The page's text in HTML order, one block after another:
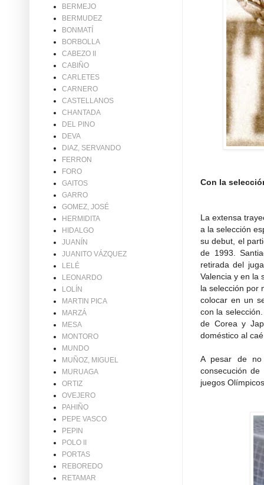
Con la
La extensa
a la selección
su debut, el
de 1993.
retirada del
Valencia y en la
la selección por
colocar en un
con la
de Corea y
doméstico al
A pesar de no
consecución
juegos
BERMEJO
BERMUDEZ
BONMATÍ
BORBOLLA
CABEZO II
CABIÑO
CARLETES
CARNERO
CASTELLANOS
CHANTADA
DEL PINO
DEVA
DIAZ, SERVANDO
FERRON
FORO
GAITOS
GARRO
GOMEZ, JOSÉ
HERMIDITA
HIDALGO
JUANÍN
JUANITO VÁZQUEZ
LELÉ
LEONARDO
LOLÍN
MARTIN PICA
MARZÁ
MESA
MONTORO
MUNDO
MUÑOZ, MIGUEL
MURUAGA
ORTIZ
OVEJERO
PAHIÑO
PEPE VASCO
PEPIN
POLO II
PORTAS
REBOREDO
RETAMAR